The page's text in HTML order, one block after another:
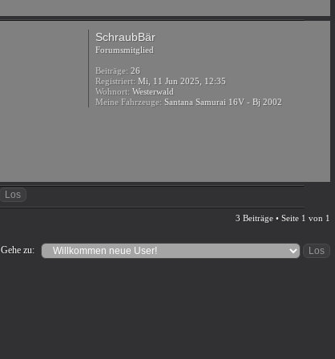
SchraubBär
Forumsmitglied
Beiträge: 26
Registriert: Mi, 11 Jun 2025, 12:35
Wohnort: Westerwald
Meine Fahrzeuge: Santana Samurai 16V - Bj 2002
3 Beiträge • Seite 1 von 1
Gehe zu: